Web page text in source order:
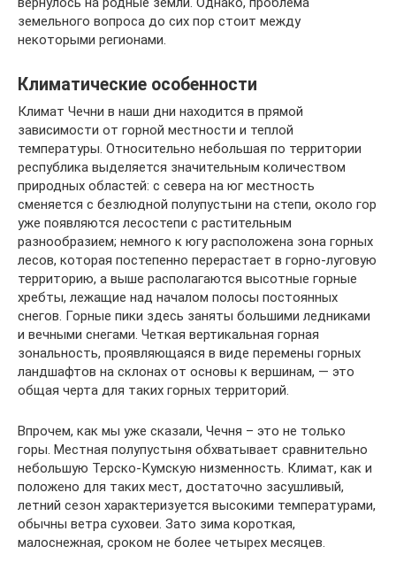
земельного вопроса до сих пор стоит между
некоторыми регионами.
Климатические особенности
Климат Чечни в наши дни находится в прямой
зависимости от горной местности и теплой
температуры. Относительно небольшая по территории
республика выделяется значительным количеством
природных областей: с севера на юг местность
сменяется с безлюдной полупустыни на степи, около гор
уже появляются лесостепи с растительным
разнообразием; немного к югу расположена зона горных
лесов, которая постепенно перерастает в горно-луговую
территорию, а выше располагаются высотные горные
хребты, лежащие над началом полосы постоянных
снегов. Горные пики здесь заняты большими ледниками
и вечными снегами. Четкая вертикальная горная
зональность, проявляющаяся в виде перемены горных
ландшафтов на склонах от основы к вершинам, — это
общая черта для таких горных территорий.
Впрочем, как мы уже сказали, Чечня – это не только
горы. Местная полупустыня обхватывает сравнительно
небольшую Терско-Кумскую низменность. Климат, как и
положено для таких мест, достаточно засушливый,
летний сезон характеризуется высокими температурами,
обычны ветра суховеи. Зато зима короткая,
малоснежная, сроком не более четырех месяцев.